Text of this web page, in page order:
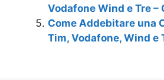
Vodafone Wind e Tre –
Come Addebitare una
Tim, Vodafone, Wind e